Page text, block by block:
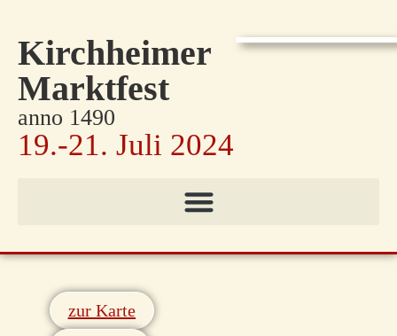
Kirchheimer
Marktfest
anno 1490
19.-21. Juli 2024
zur Karte